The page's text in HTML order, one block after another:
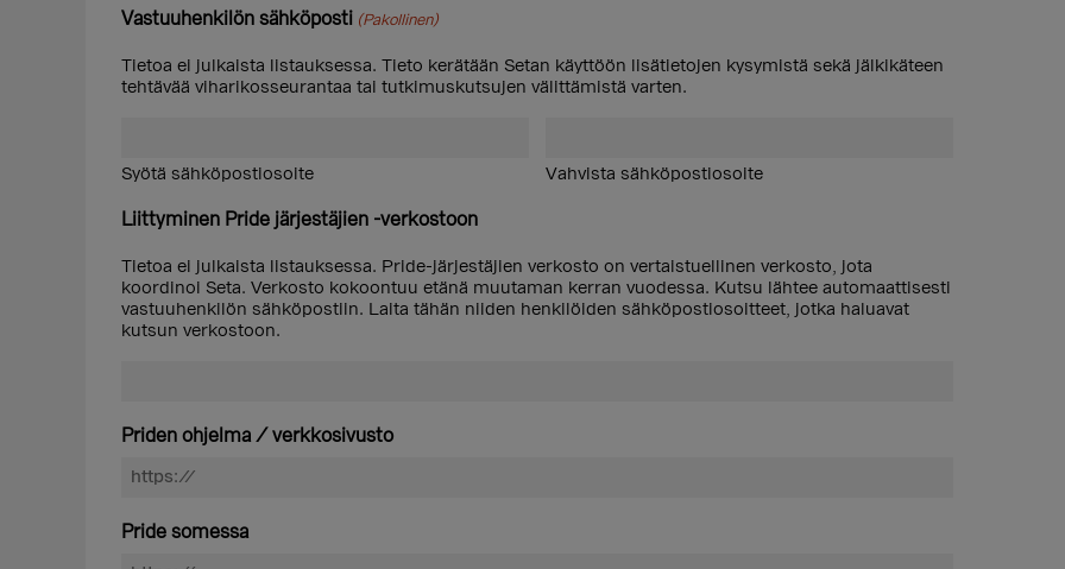
Vastuuhenkilön sähköposti (Pakollinen)
Tietoa ei julkaista listauksessa. Tieto kerätään Setan käyttöön lisätietojen kysymistä sekä jälkikäteen
tehtävää viharikosseurantaa tai tutkimuskutsujen välittämistä varten.
Syötä sähköpostiosoite Vahvista sähköpostiosoite
Liittyminen Pride järjestäjien -verkostoon
Tietoa ei julkaista listauksessa. Pride-järjestäjien verkosto on vertaistuellinen verkosto, jota
koordinoi Seta. Verkosto kokoontuu etänä muutaman kerran vuodessa. Kutsu lähtee automaattisesti
vastuuhenkilön sähköpostiin. Laita tähän niiden henkilöiden sähköpostiosoitteet, jotka haluavat
kutsun verkostoon.
Priden ohjelma / verkkosivusto
Pride somessa